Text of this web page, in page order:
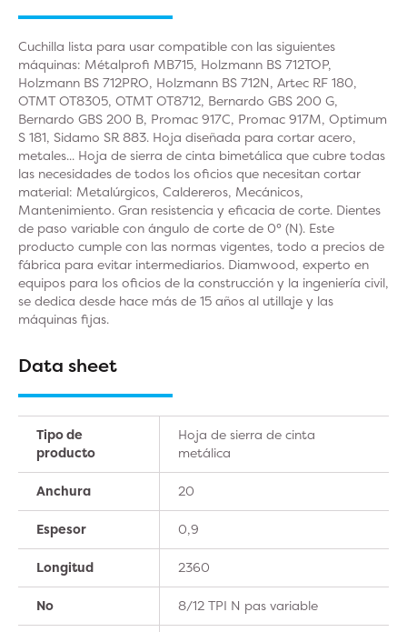
Cuchilla lista para usar compatible con las siguientes
máquinas: Métalprofi MB715, Holzmann BS 712TOP,
Holzmann BS 712PRO, Holzmann BS 712N, Artec RF 180,
OTMT OT8305, OTMT OT8712, Bernardo GBS 200 G,
Bernardo GBS 200 B, Promac 917C, Promac 917M, Optimum
S 181, Sidamo SR 883. Hoja diseñada para cortar acero,
metales... Hoja de sierra de cinta bimetálica que cubre todas
las necesidades de todos los oficios que necesitan cortar
material: Metalúrgicos, Caldereros, Mecánicos,
Mantenimiento. Gran resistencia y eficacia de corte. Dientes
de paso variable con ángulo de corte de 0° (N). Este
producto cumple con las normas vigentes, todo a precios de
fábrica para evitar intermediarios. Diamwood, experto en
equipos para los oficios de la construcción y la ingeniería civil,
se dedica desde hace más de 15 años al utillaje y las
máquinas fijas.
Data sheet
Tipo de
producto
Hoja de sierra de cinta
metálica
Anchura 20
Espesor 0,9
Longitud 2360
No 8/12 TPI N pas variable